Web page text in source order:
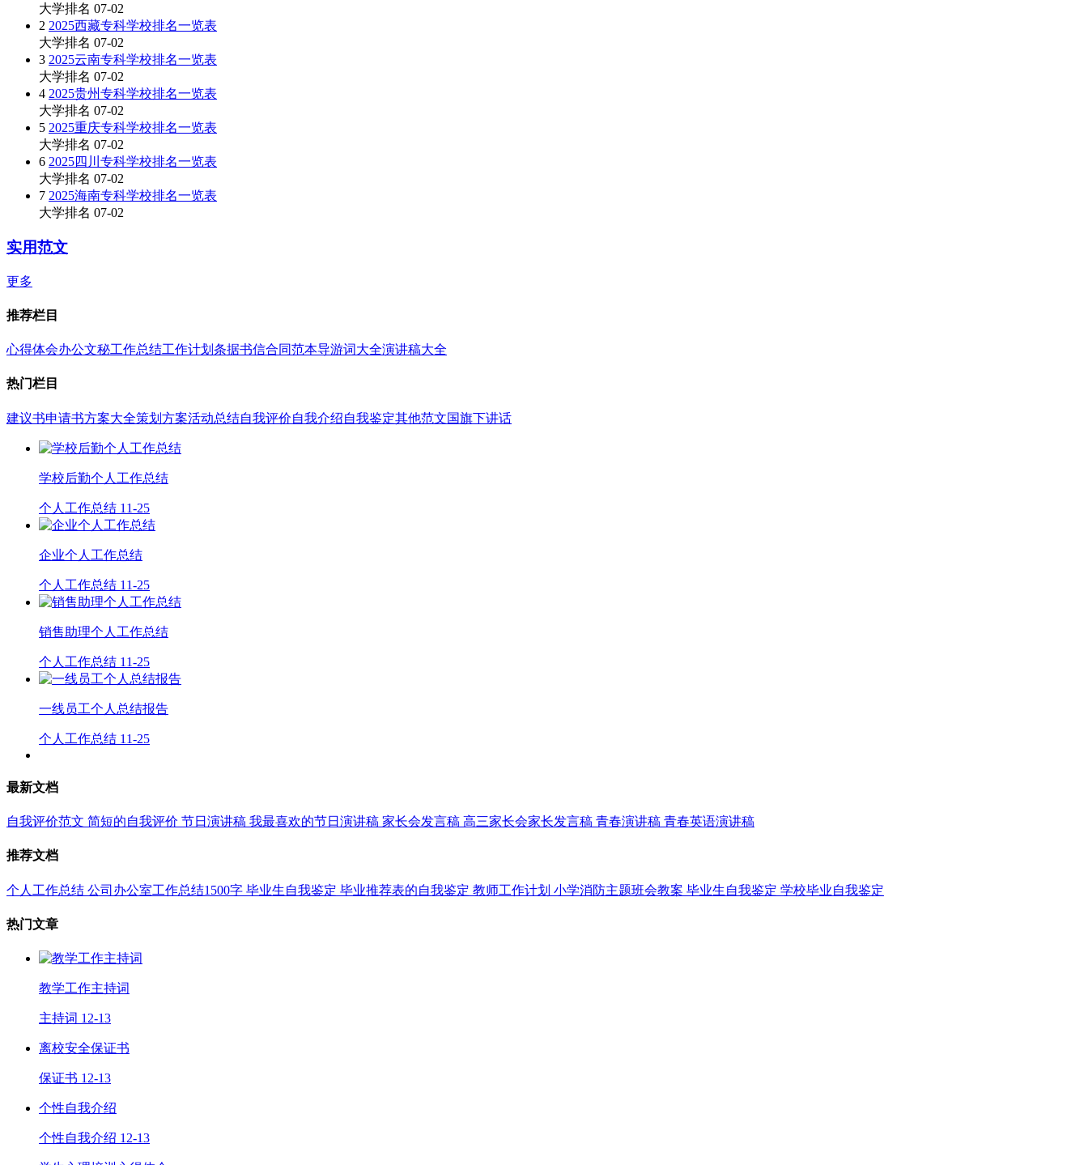
大学排名 07-02
2 2025西藏专科学校排名一览表
大学排名 07-02
3 2025云南专科学校排名一览表
大学排名 07-02
4 2025贵州专科学校排名一览表
大学排名 07-02
5 2025重庆专科学校排名一览表
大学排名 07-02
6 2025四川专科学校排名一览表
大学排名 07-02
7 2025海南专科学校排名一览表
大学排名 07-02
实用范文
更多
推荐栏目
心得体会办公文秘工作总结工作计划 条据书信合同范本导游词大全演讲稿大全
热门栏目
建议书申请书方案大全策划方案活动总结自我评价自我介绍自我鉴定其他范文国旗下讲话
学校后勤个人工作总结
个人工作总结 11-25
企业个人工作总结
个人工作总结 11-25
销售助理个人工作总结
个人工作总结 11-25
一线员工个人总结报告
个人工作总结 11-25
最新文档
自我评价范文 简短的自我评价 节日演讲稿 我最喜欢的节日演讲稿 家长会发言稿 高三家长会家长发言稿 青春演讲稿 青春英语演讲稿
推荐文档
个人工作总结 公司办公室工作总结1500字 毕业生自我鉴定 毕业推荐表的自我鉴定 教师工作计划 小学消防主题班会教案 毕业生自我鉴定 学校毕业自我鉴定
热门文章
教学工作主持词
主持词 12-13
离校安全保证书
保证书 12-13
个性自我介绍
个性自我介绍 12-13